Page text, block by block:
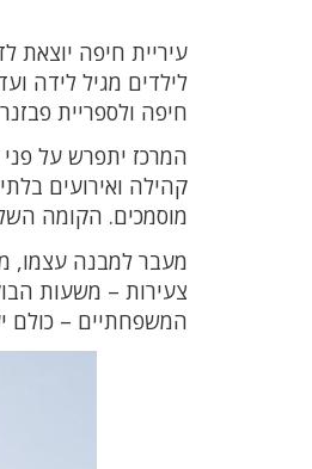
עיריית חיפה יוצאת
לילדים מגיל לידה
חיפה ולספריית
המרכז יתפרש על
קהילה ואירועים
מוסמכים. הקומה
מעבר למבנה עצמו,
צעירות – משעות
המשפחתיים – כולם